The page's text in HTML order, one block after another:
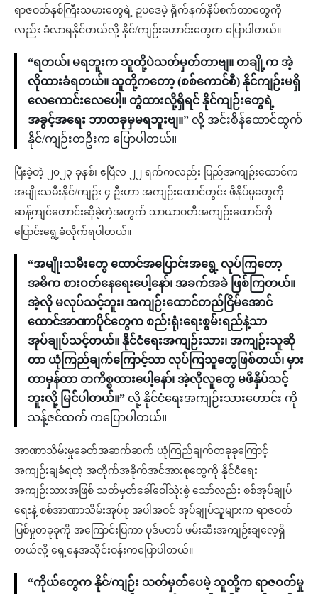
ရာဇဝတ်နှစ်ကြီးသမားတွေရဲ့ ဥပဒေမဲ့ ရိုက်နှက်နှိပ်စက်တာတွေကို
လည်း ခံလာရနိုင်တယ်လို့ နိုင်/ကျဉ်းဟောင်းတွေက ပြောပါတယ်။
“ရတယ်၊ မရဘူးက သူတို့ပဲသတ်မှတ်တာဗျ။ တချို့က အဲ့
လိုထားခံရတယ်။ သူတို့ကတော့ (စစ်ကောင်စီ) နိုင်ကျဉ်းမရှိ
လေကောင်းလေပေါ့။ တွဲထားလို့ရှိရင် နိုင်ကျဉ်းတွေရဲ့
အခွင့်အရေး ဘာတခုမှမရဘူးဗျ။” လို့ အင်းစိန်ထောင်ထွက်
နိုင်/ကျဉ်းတဦးက ပြောပါတယ်။
ပြီးခဲ့တဲ့ ၂၀၂၃ ခုနှစ်၊ ဧပြီလ ၂၂ ရက်ကလည်း ပြည်အကျဉ်းထောင်က
အမျိုးသမီးနိုင်/ကျဉ်း ၄ ဦးဟာ အကျဉ်းထောင်တွင်း ဖိနှိပ်မှုတွေကို
ဆန့်ကျင်တောင်းဆိုခဲ့တဲ့အတွက် သာယာဝတီအကျဉ်းထောင်ကို
ပြောင်းရွေ့ခံလိုက်ရပါတယ်။
“အမျိုးသမီးတွေ ထောင်အပြောင်းအရွေ့ လုပ်ကြတော့
အဓိက စားဝတ်နေရေးပေါ့နော်၊ အခက်အခဲ ဖြစ်ကြတယ်။
အဲ့လို မလုပ်သင့်ဘူး၊ အကျဉ်းထောင်တည်ငြိမ်အောင်
ထောင်အာဏာပိုင်တွေက စည်းရုံးရေးစွမ်းရည်နဲ့သာ
အုပ်ချုပ်သင့်တယ်။ နိုင်ငံရေးအကျဉ်းသား၊ အကျဉ်းသူဆို
တာ ယုံကြည်ချက်ကြောင့်သာ လုပ်ကြသူတွေဖြစ်တယ်၊ မှား
တာမှန်တာ တကိစ္စထားပေါ့နော်၊ အဲ့လိုလူတွေ မဖိနှိပ်သင့်
ဘူးလို့ မြင်ပါတယ်။” လို့ နိုင်ငံရေးအကျဉ်းသားဟောင်း ကို
သန့်ဇင်ထက် ကပြောပါတယ်။
အာဏာသိမ်းမှုခေတ်အဆက်ဆက် ယုံကြည်ချက်တခုခုကြောင့်
အကျဉ်းချခံရတဲ့ အတိုက်အခိုက်အင်အားစုတွေကို နိုင်ငံရေး
အကျဉ်းသားအဖြစ် သတ်မှတ်ခေါ်ဝေါ်သုံးစွဲ သော်လည်း စစ်အုပ်ချုပ်
ရေးနဲ့ စစ်အာဏာသိမ်းအုပ်စု အပါအဝင် အုပ်ချုပ်သူများက ရာဇဝတ်
ပြစ်မှုတခုခုကို အကြောင်းပြကာ ပုဒ်မတပ် ဖမ်းဆီးအကျဉ်းချလေ့ရှိ
တယ်လို့ ရှေ့နေအသိုင်းဝန်းကပြောပါတယ်။
“ကိုယ်တွေက နိုင်/ကျဉ်း သတ်မှတ်ပေမဲ့ သူတို့က ရာဇဝတ်မှု